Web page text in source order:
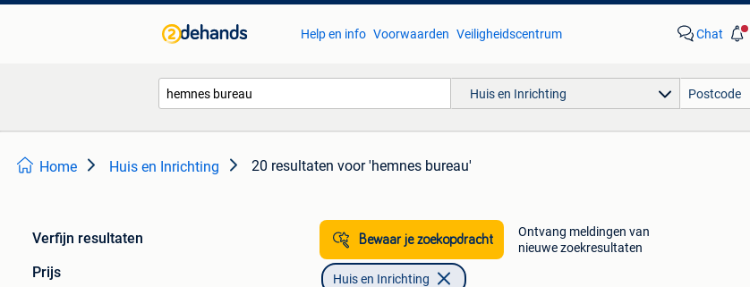
Help en info Voorwaarden Veiligheidscentrum Chat
Huis en Inrichting
Home Huis en Inrichting 20 resultaten voor 'hemnes bureau'
Verfijn resultaten
Prijs
Bewaar je zoekopdracht
Ontvang meldingen van
nieuwe zoekresultaten
Huis en Inrichting